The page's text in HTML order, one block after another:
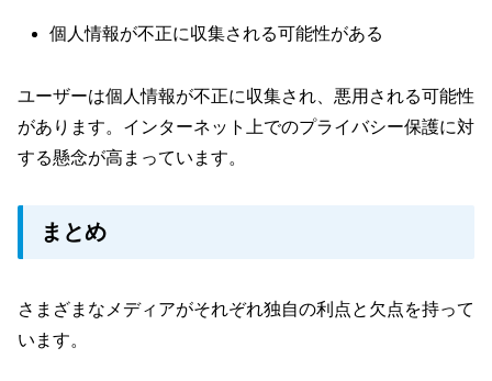
個人情報が不正に収集される可能性がある
ユーザーは個人情報が不正に収集され、悪用される可能性
があります。インターネット上でのプライバシー保護に対
する懸念が高まっています。
まとめ
さまざまなメディアがそれぞれ独自の利点と欠点を持って
います。